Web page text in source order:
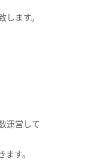
ます。
運営して
す。